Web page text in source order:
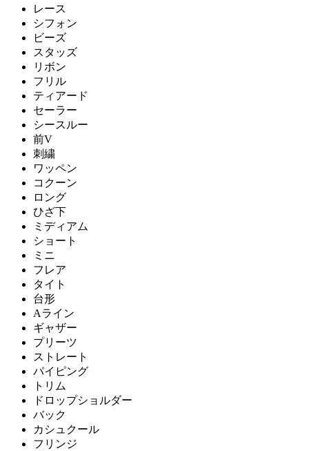
レース
シフォン
ビーズ
スタッズ
リボン
フリル
ティアード
セーラー
シースルー
前V
刺繍
ワッペン
コクーン
ロング
ひざ下
ミディアム
ショート
ミニ
フレア
タイト
台形
Aライン
ギャザー
プリーツ
ストレート
パイピング
トリム
ドロップショルダー
バック
カシュクール
フリンジ